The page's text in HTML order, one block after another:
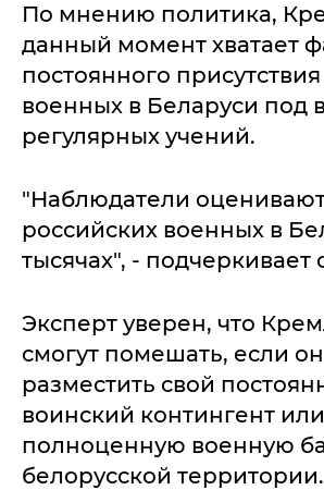
По мнению политика,
данный момент хватает
постоянного
военных в Беларуси под
регулярных учений.
"Наблюдатели
российских военных в
тысячах", - подчеркивает
Эксперт уверен, что
смогут помешать, если
разместить свой
воинский контингент или
полноценную военную
белорусской территории.